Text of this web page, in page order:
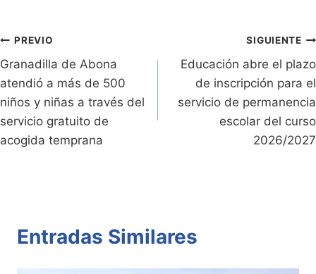
dl
y
k
p
Navegación
de
entradas
PREVIO
Granadilla de Abona
atendió a más de 500
niños y niñas a través del
servicio gratuito de
acogida temprana
SIGUIENTE
Educación abre el plazo
de inscripción para el
servicio de permanencia
escolar del curso
2026/2027
Entradas Similares